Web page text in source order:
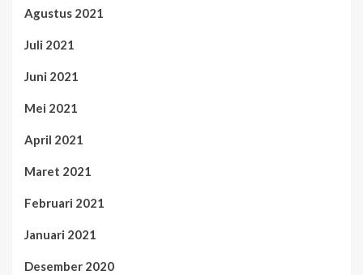
Agustus 2021
Juli 2021
Juni 2021
Mei 2021
April 2021
Maret 2021
Februari 2021
Januari 2021
Desember 2020